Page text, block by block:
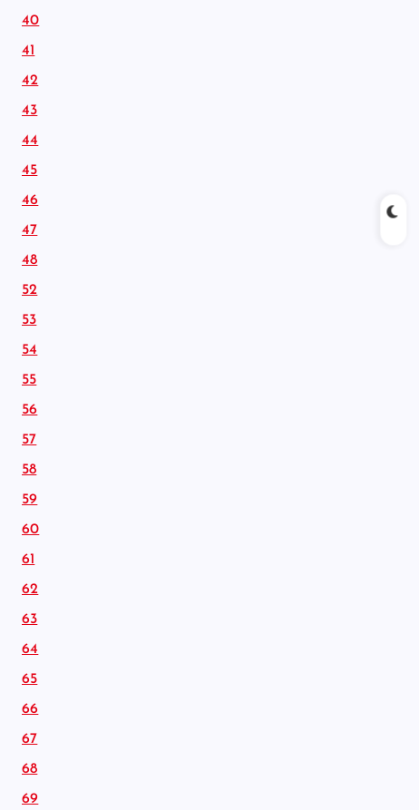
40
41
42
43
44
45
46
47
48
52
53
54
55
56
57
58
59
60
61
62
63
64
65
66
67
68
69